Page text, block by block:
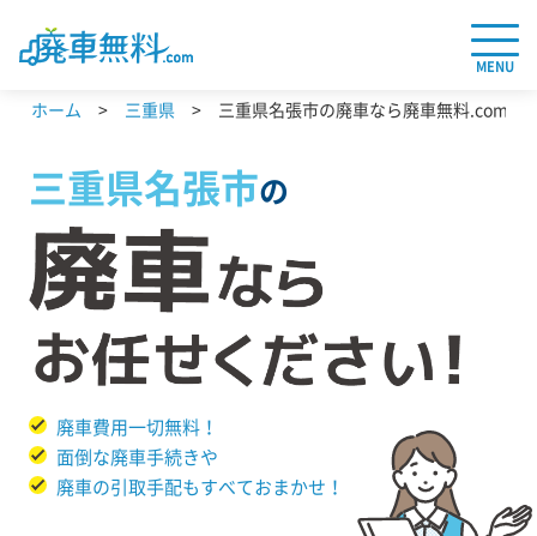
MENU
ホーム 三重県 三重県名張市の廃車なら廃車無料.com
三重県名張市の
廃車費用一切無料！
面倒な廃車手続きや
廃車の引取手配もすべておまかせ！